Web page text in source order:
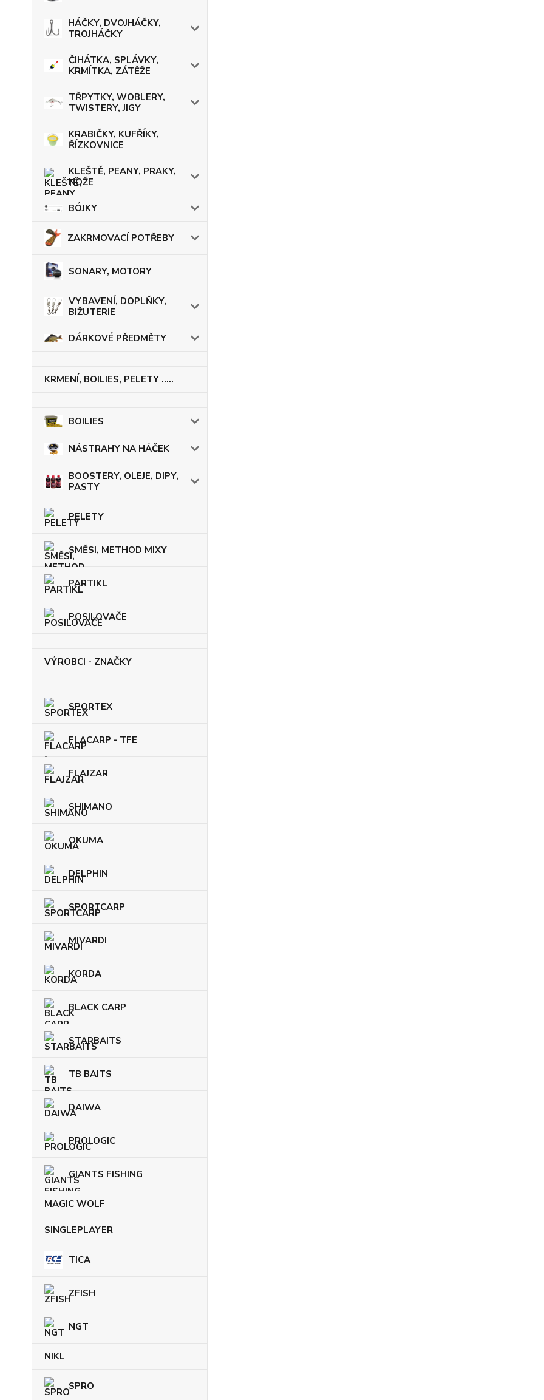
HÁČKY, DVOJHÁČKY,
TROJHÁČKY
ČIHÁTKA, SPLÁVKY,
KRMÍTKA, ZÁTĚŽE
TŘPYTKY, WOBLERY,
TWISTERY, JIGY
KRABIČKY, KUFŘÍKY,
ŘÍZKOVNICE
KLEŠTĚ, PEANY, PRAKY,
NOŽE
BÓJKY
ZAKRMOVACÍ POTŘEBY
SONARY, MOTORY
VYBAVENÍ, DOPLŇKY,
BIŽUTERIE
DÁRKOVÉ PŘEDMĚTY
KRMENÍ, BOILIES, PELETY .....
BOILIES
NÁSTRAHY NA HÁČEK
BOOSTERY, OLEJE, DIPY,
PASTY
PELETY
SMĚSI, METHOD MIXY
PARTIKL
POSILOVAČE
VÝROBCI - ZNAČKY
SPORTEX
FLACARP - TFE
FLAJZAR
SHIMANO
OKUMA
DELPHIN
SPORTCARP
MIVARDI
KORDA
BLACK CARP
STARBAITS
TB BAITS
DAIWA
PROLOGIC
GIANTS FISHING
MAGIC WOLF
SINGLEPLAYER
TICA
ZFISH
NGT
NIKL
SPRO